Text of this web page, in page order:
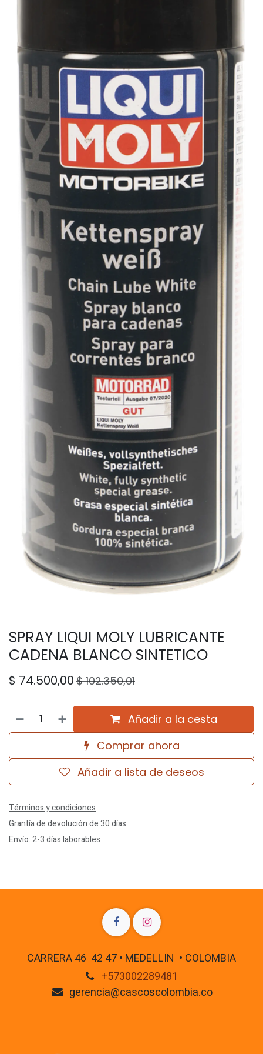
SPRAY LIQUI MOLY LUBRICANTE
CADENA BLANCO SINTETICO
$ 74.500,00 $102.350,01
Añadir a la cesta
Comprar ahora
Añadir a lista de deseos
Términos y condiciones
Grantía de devolución de 30 días
Envío: 2-3 días laborables
CARRERA 46 42 47 • MEDELLIN • COLOMBIA
+573002289481
gerencia@cascoscolombia.co